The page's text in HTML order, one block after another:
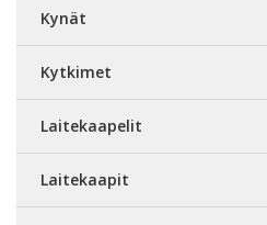
Kynät
Kytkimet
Laitekaapelit
Laitekaapit